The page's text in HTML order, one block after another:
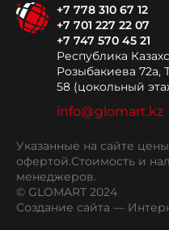
+7 778 310 67 12
+7 701 227 22 07
+7 747 570 45 21
Республика
Розыбакиева 72а,
58 (цокольный
info@glomart.kz
Указанные на сайте
офертой.Стоимость и
менеджеров.
© GLOMART 2024
Создание сайта —